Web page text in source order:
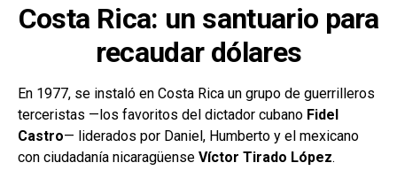
Costa Rica: un santuario para
recaudar dólares
En 1977, se instaló en Costa Rica un grupo de guerrilleros
terceristas —los favoritos del dictador cubano Fidel
Castro— liderados por Daniel, Humberto y el mexicano
con ciudadanía nicaragüense Víctor Tirado López.